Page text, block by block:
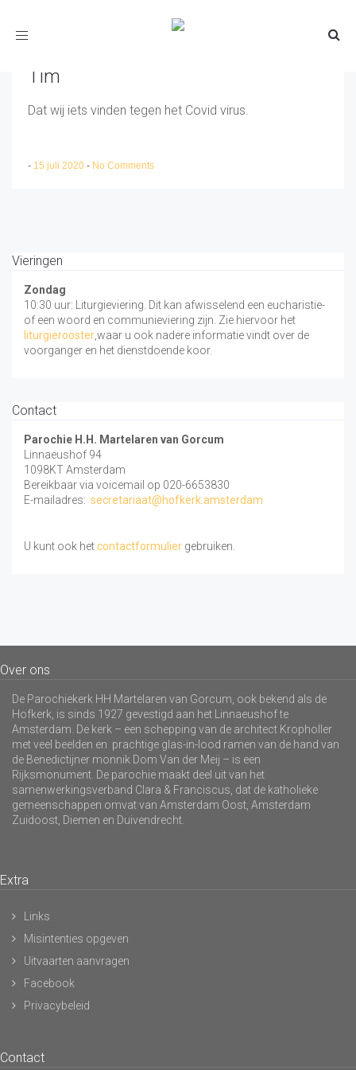
Toggle
Tim
Dat wij iets vinden tegen het Covid virus.
- 15 juli 2020 - No Comments
Vieringen
Zondag
10:30 uur: Liturgieviering. Dit kan afwisselend een eucharistie-
of een woord en communieviering zijn. Zie hiervoor het
liturgierooster,waar u ook nadere informatie vindt over de
voorganger en het dienstdoende koor.
Contact
Parochie H.H. Martelaren van Gorcum
Linnaeushof 94
1098KT Amsterdam
Bereikbaar via voicemail op 020-6653830
E-mailadres: secretariaat@hofkerk.amsterdam
U kunt ook hetcontactformulier gebruiken.
Over ons
De Parochiekerk HH Martelaren van Gorcum, ook bekend als de
Hofkerk, is sinds 1927 gevestigd aan het Linnaeushof te
Amsterdam. De kerk – een schepping van de architect Kropholler
met veel beelden en prachtige glas-in-lood ramen van de hand van
de Benedictijner monnik Dom Van der Meij – is een
Rijksmonument. De parochie maakt deel uit van het
samenwerkingsverband Clara & Franciscus, dat de katholieke
gemeenschappen omvat van Amsterdam Oost, Amsterdam
Zuidoost, Diemen en Duivendrecht.
Extra
Links
Misintenties opgeven
Uitvaarten aanvragen
Facebook
Privacybeleid
Contact